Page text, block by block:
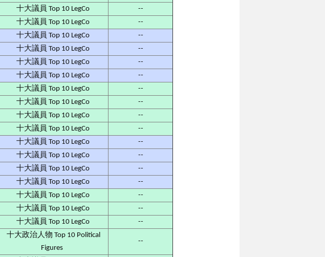
十大議員 Top 10 LegCo
--
十大議員 Top 10 LegCo
--
十大議員 Top 10 LegCo
--
十大議員 Top 10 LegCo
--
十大議員 Top 10 LegCo
--
十大議員 Top 10 LegCo
--
十大議員 Top 10 LegCo
--
十大議員 Top 10 LegCo
--
十大議員 Top 10 LegCo
--
十大議員 Top 10 LegCo
--
十大議員 Top 10 LegCo
--
十大議員 Top 10 LegCo
--
十大議員 Top 10 LegCo
--
十大議員 Top 10 LegCo
--
十大議員 Top 10 LegCo
--
十大議員 Top 10 LegCo
--
十大議員 Top 10 LegCo --
十大政治人物 Top 10 Political
Figures
--